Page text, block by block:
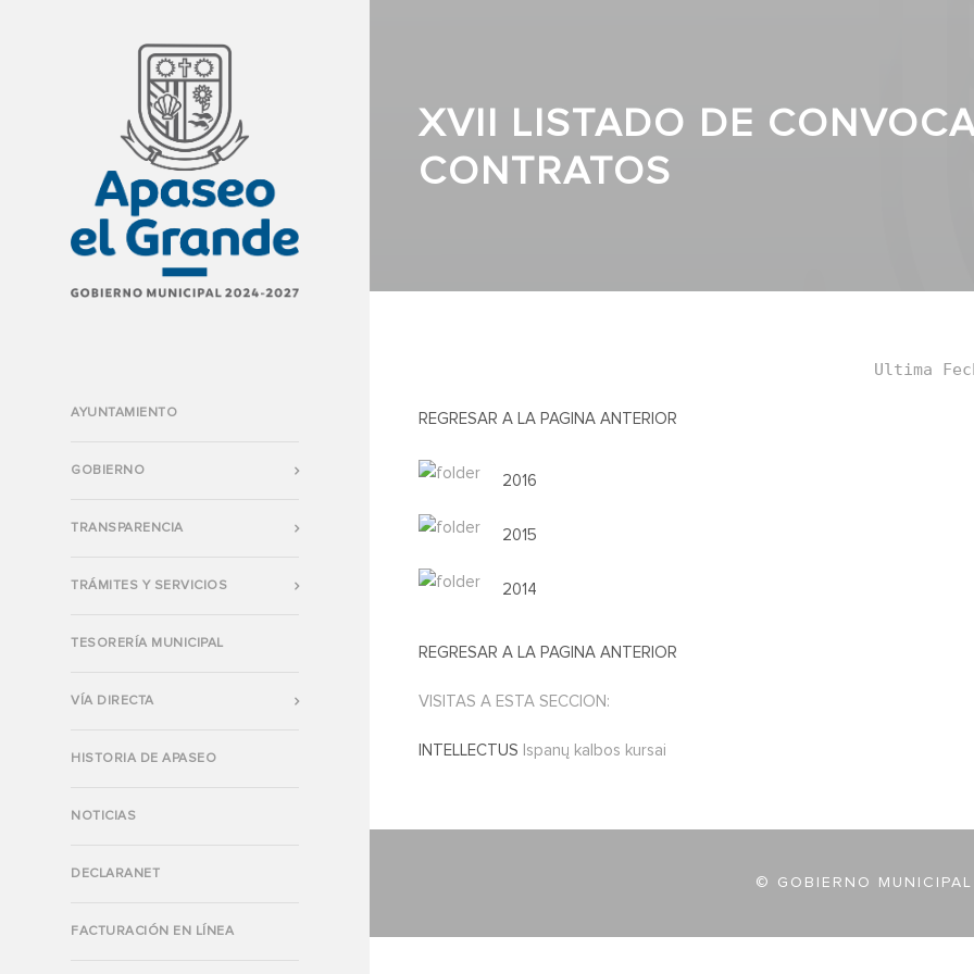
AYUNTAMIENTO
GOBIERNO
TRANSPARENCIA
TRÁMITES Y SERVICIOS
TESORERÍA MUNICIPAL
VÍA DIRECTA
HISTORIA DE APASEO
NOTICIAS
DECLARANET
FACTURACIÓN EN LÍNEA
XVII LISTADO DE
CONTRATOS
Ultima
REGRESAR A LA PAGINA ANTERIOR
2016
2015
2014
REGRESAR A LA PAGINA ANTERIOR
VISITAS A ESTA SECCION:
INTELLECTUS Ispanų kalbos kursai
© GOBIERNO